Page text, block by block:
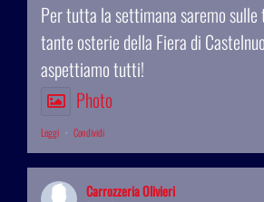
Per tutta la settimana saremo sulle
tante osterie della Fiera di
aspettiamo tutti!
Photo
Leggi · Condividi
Carrozzeria Olivieri